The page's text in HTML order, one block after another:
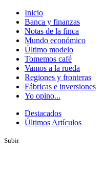
Inicio
Banca y finanzas
Notas de la finca
Mundo económico
Último modelo
Tomemos café
Vamos a la rueda
Regiones y fronteras
Fábricas e inversiones
Yo opino...
Destacados
Últimos Artículos
Subir